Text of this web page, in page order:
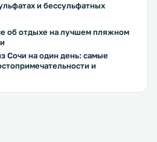
и бессульфатных
об отдыхе на лучшем пляжном
Сочи на один день: самые
и